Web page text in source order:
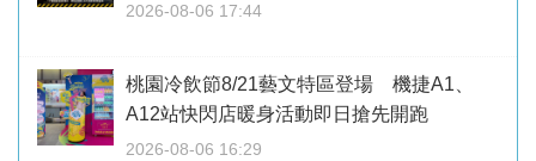
2026-08-06 17:44
桃園冷飲節8/21藝文特區登場 機捷A1、
A12站快閃店暖身活動即日搶先開跑
2026-08-06 16:29